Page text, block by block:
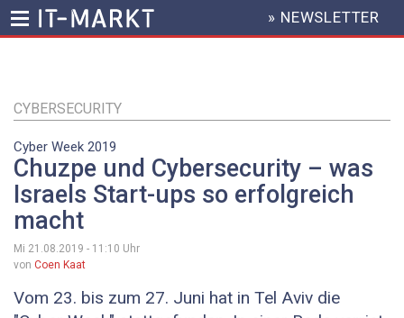
Inhalt
HEADER
MENU
» NEWSLETTER
CYBERSECURITY
Cyber Week 2019
Chuzpe und Cybersecurity – was
Israels Start-ups so erfolgreich
macht
Mi 21.08.2019 - 11:10 Uhr
von Coen Kaat
Vom 23. bis zum 27. Juni hat in Tel Aviv die